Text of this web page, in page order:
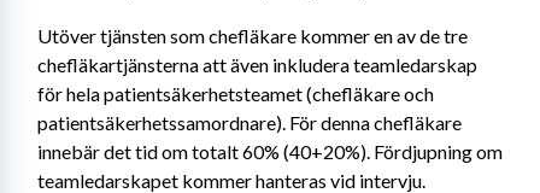
Utöver tjänsten som chefläkare kommer en av de tre
chefläkartjänsterna att även inkludera teamledarskap
för hela patientsäkerhetsteamet (chefläkare och
patientsäkerhetssamordnare). För denna chefläkare
innebär det tid om totalt 60% (40+20%). Fördjupning om
teamledarskapet kommer hanteras vid intervju.